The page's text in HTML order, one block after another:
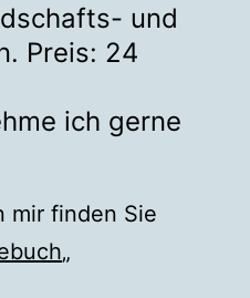
und
Preis: 24
ich gerne
mir finden Sie
„